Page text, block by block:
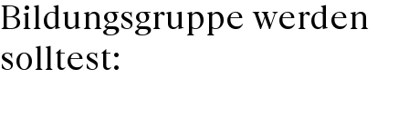
Bildungsgruppe werden
solltest: